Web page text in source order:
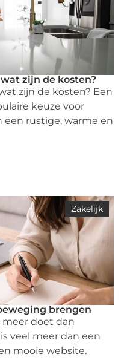
zijn de kosten?
zijn de kosten? Een
keuze voor
rustige, warme en
Zakelijk
brengen
doet dan
veel meer dan een
mooie website.